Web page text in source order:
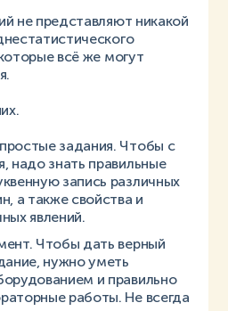
не представляют никакой
всё же могут
задания. Чтобы с
надо знать правильные
запись различных
а также свойства и
явлений.
Чтобы дать верный
нужно уметь
и правильно
работы. Не всегда